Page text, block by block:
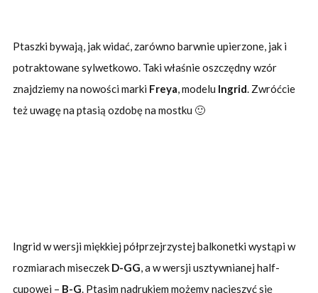
Ptaszki bywają, jak widać, zarówno barwnie upierzone, jak i
potraktowane sylwetkowo. Taki właśnie oszczędny wzór
znajdziemy na nowości marki Freya, modelu Ingrid. Zwróćcie
też uwagę na ptasią ozdobę na mostku 🙂
Ingrid w wersji miękkiej półprzejrzystej balkonetki wystąpi w
rozmiarach miseczek D-GG, a w wersji usztywnianej half-
cupowej – B-G. Ptasim nadrukiem możemy nacieszyć się